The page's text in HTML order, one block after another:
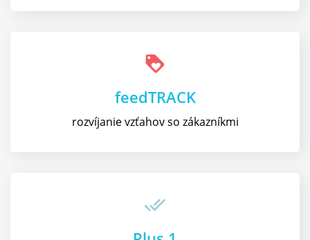
loyalty
feedTRACK
rozvíjanie vzťahov so zákazníkmi
done_all